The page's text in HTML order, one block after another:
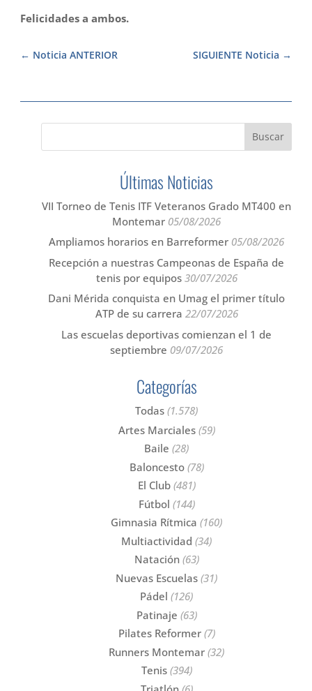
Felicidades a ambos.
SIGUIENTE Noticia
Noticia ANTERIOR
Últimas Noticias
VII Torneo de Tenis ITF Veteranos Grado MT400 en
Montemar 05/08/2026
Ampliamos horarios en Barreformer 05/08/2026
Recepción a nuestras Campeonas de España de
tenis por equipos 30/07/2026
Dani Mérida conquista en Umag el primer título
ATP de su carrera 22/07/2026
Las escuelas deportivas comienzan el 1 de
septiembre 09/07/2026
Categorías
Todas (1.578)
Artes Marciales(59)
Baile (28)
Baloncesto(78)
El Club(481)
Fútbol (144)
Gimnasia Rítmica (160)
Multiactividad (34)
Natación(63)
Nuevas Escuelas (31)
Pádel (126)
Patinaje (63)
Pilates Reformer(7)
Runners Montemar (32)
Tenis(394)